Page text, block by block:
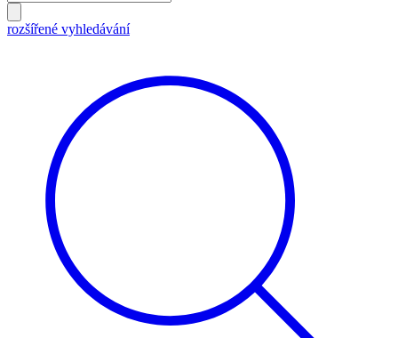
rozšířené vyhledávání